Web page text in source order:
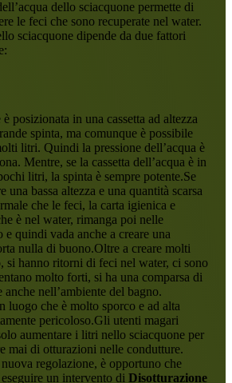
dello sciacquone permette di
le feci che sono recuperate nel water.
sciacquone dipende da due fattori
posizionata in una cassetta ad altezza
spinta, ma comunque è possibile
litri. Quindi la pressione dell’acqua è
Mentre, se la cassetta dell’acqua è in
litri, la spinta è sempre potente.Se
una bassa altezza e una quantità scarsa
che le feci, la carta igienica e
è nel water, rimanga poi nelle
e quindi vada anche a creare una
nulla di buono.Oltre a creare molti
si hanno ritorni di feci nel water, ci sono
molto forti, si ha una comparsa di
nell’ambiente del bagno.
luogo che è molto sporco e ad alta
pericoloso.Gli utenti magari
aumentare i litri nello sciacquone per
mai di otturazioni nelle condutture.
regolazione, è opportuno che
un intervento di Disotturazione